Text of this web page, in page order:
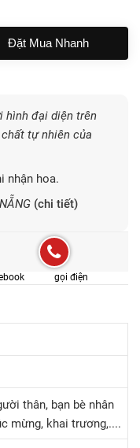
Đặt Mua Nhanh
hình đại diện trên
tự nhiên của
nhận hoa.
(chi tiết)
gọi điện
thân, bạn bè nhân
mừng, khai trương,....